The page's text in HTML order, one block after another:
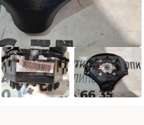
збільшити